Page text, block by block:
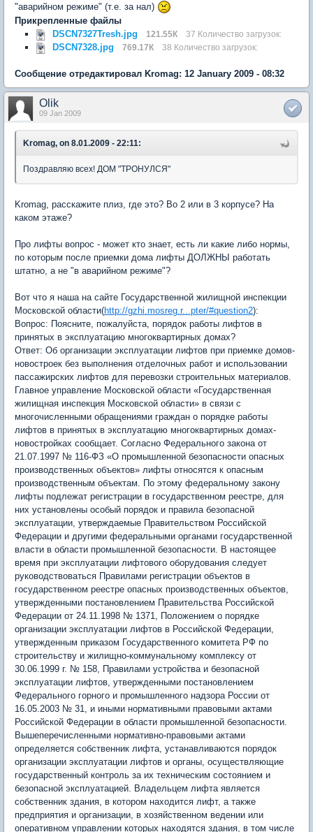
"аварийном режиме" (т.е. за нал)
Прикрепленные файлы
DSCN7327Tresh.jpg
121.55К 37 Количество загрузок:
DSCN7328.jpg 769.17К 38 Количество загрузок:
Сообщение отредактировал Kromag: 12 January 2009 - 08:32
Olik
09 Jan 2009
Kromag, on 8.01.2009 - 22:11:
Поздравляю всех! ДОМ "ТРОНУЛСЯ"
Kromag, расскажите плиз, где это? Во 2 или в 3 корпусе? На
каком этаже?
Про лифты вопрос - может кто знает, есть ли какие либо нормы,
по которым после приемки дома лифты ДОЛЖНЫ работать
штатно, а не "в аварийном режиме"?
Вот что я наша на сайте Государственной жилищной инспекции
Московской области(http://gzhi.mosreg.r...pter/#question2):
Вопрос: Поясните, пожалуйста, порядок работы лифтов в
принятых в эксплуатацию многоквартирных домах?
Ответ: Об организации эксплуатации лифтов при приемке домов-
новостроек без выполнения отделочных работ и использовании
пассажирских лифтов для перевозки строительных материалов.
Главное управление Московской области «Государственная
жилищная инспекция Московской области» в связи с
многочисленными обращениями граждан о порядке работы
лифтов в принятых в эксплуатацию многоквартирных домах-
новостройках сообщает. Согласно Федерального закона от
21.07.1997 № 116-ФЗ «О промышленной безопасности опасных
производственных объектов» лифты относятся к опасным
производственным объектам. По этому федеральному закону
лифты подлежат регистрации в государственном реестре, для
них установлены особый порядок и правила безопасной
эксплуатации, утверждаемые Правительством Российской
Федерации и другими федеральными органами государственной
власти в области промышленной безопасности. В настоящее
время при эксплуатации лифтового оборудования следует
руководствоваться Правилами регистрации объектов в
государственном реестре опасных производственных объектов,
утвержденными постановлением Правительства Российской
Федерации от 24.11.1998 № 1371, Положением о порядке
организации эксплуатации лифтов в Российской Федерации,
утвержденным приказом Государственного комитета РФ по
строительству и жилищно-коммунальному комплексу от
30.06.1999 г. № 158, Правилами устройства и безопасной
эксплуатации лифтов, утвержденными постановлением
Федерального горного и промышленного надзора России от
16.05.2003 № 31, и иными нормативными правовыми актами
Российской Федерации в области промышленной безопасности.
Вышеперечисленными нормативно-правовыми актами
определяется собственник лифта, устанавливаются порядок
организации эксплуатации лифтов и органы, осуществляющие
государственный контроль за их техническим состоянием и
безопасной эксплуатацией. Владельцем лифта является
собственник здания, в котором находится лифт, а также
предприятия и организации, в хозяйственном ведении или
оперативном управлении которых находятся здания, в том числе